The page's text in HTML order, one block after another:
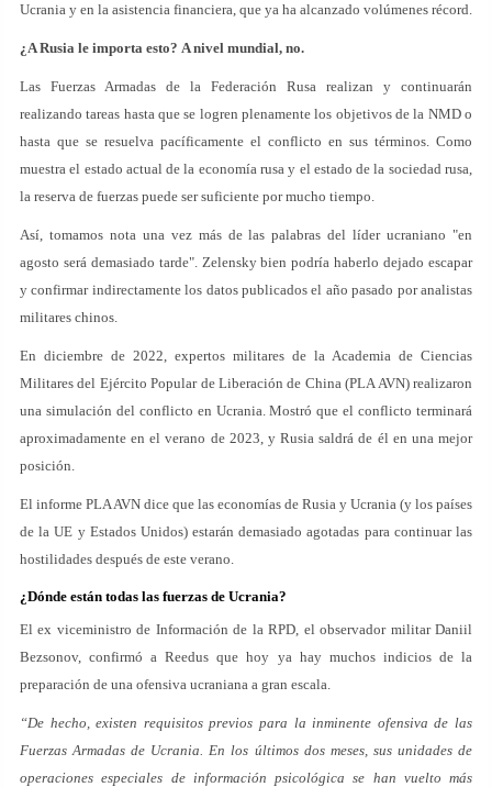
Ucrania y en la asistencia financiera, que ya ha alcanzado volúmenes récord.
¿A Rusia le importa esto? A nivel mundial, no.
Las Fuerzas Armadas de la Federación Rusa realizan y continuarán
realizando tareas hasta que se logren plenamente los objetivos de la NMD o
hasta que se resuelva pacíficamente el conflicto en sus términos. Como
muestra el estado actual de la economía rusa y el estado de la sociedad rusa,
la reserva de fuerzas puede ser suficiente por mucho tiempo.
Así, tomamos nota una vez más de las palabras del líder ucraniano "en
agosto será demasiado tarde". Zelensky bien podría haberlo dejado escapar
y confirmar indirectamente los datos publicados el año pasado por analistas
militares chinos.
En diciembre de 2022, expertos militares de la Academia de Ciencias
Militares del Ejército Popular de Liberación de China (PLA AVN) realizaron
una simulación del conflicto en Ucrania. Mostró que el conflicto terminará
aproximadamente en el verano de 2023, y Rusia saldrá de él en una mejor
posición.
El informe PLA AVN dice que las economías de Rusia y Ucrania (y los países
de la UE y Estados Unidos) estarán demasiado agotadas para continuar las
hostilidades después de este verano.
¿Dónde están todas las fuerzas de Ucrania?
El ex viceministro de Información de la RPD, el observador militar Daniil
Bezsonov, confirmó a Reedus que hoy ya hay muchos indicios de la
preparación de una ofensiva ucraniana a gran escala.
“De hecho, existen requisitos previos para la inminente ofensiva de las
Fuerzas Armadas de Ucrania. En los últimos dos meses, sus unidades de
operaciones especiales de información psicológica se han vuelto más